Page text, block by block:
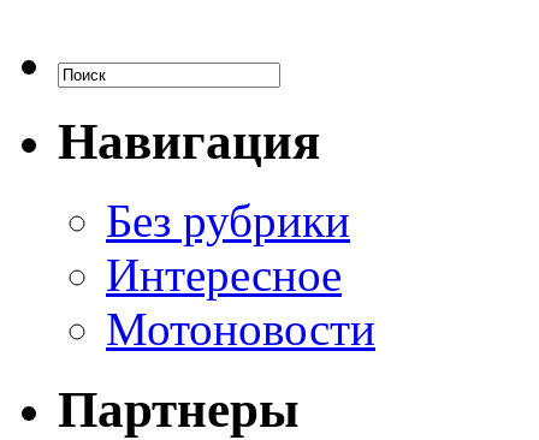
Навигация
Без рубрики
Интересное
Мотоновости
Партнеры